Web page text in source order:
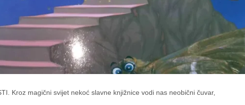
Kroz magični svijet nekoć slavne knjižnice vodi nas neobični čuvar,